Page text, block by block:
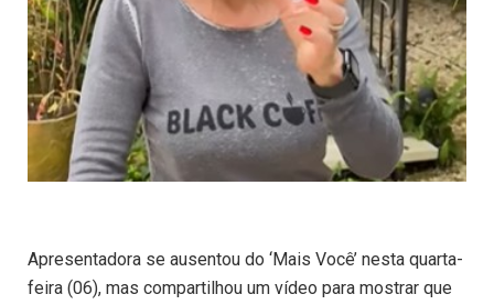
Apresentadora se ausentou do ‘Mais Você’ nesta quarta-
feira (06), mas compartilhou um vídeo para mostrar que